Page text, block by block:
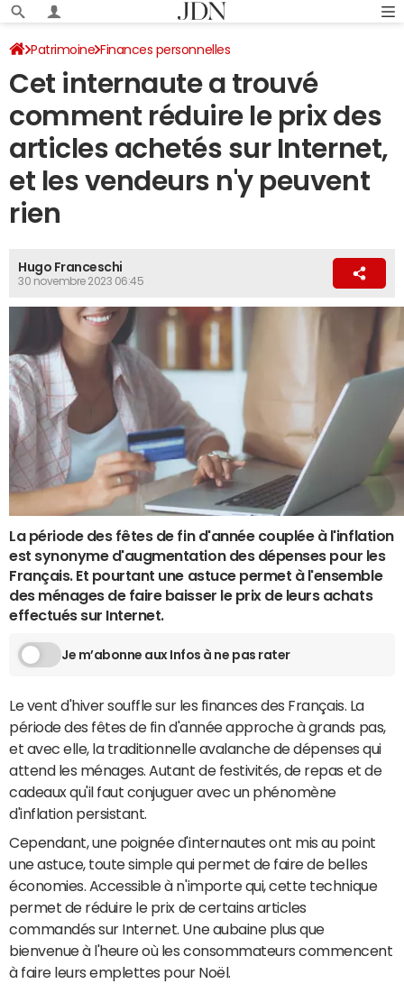
Patrimoine Finances personnelles
Cet internaute a trouvé
comment réduire le prix des
articles achetés sur Internet,
et les vendeurs n'y peuvent
rien
Hugo Franceschi
30 novembre 2023 06:45
La période des fêtes de fin d'année couplée à l'inflation
est synonyme d'augmentation des dépenses pour les
Français. Et pourtant une astuce permet à l'ensemble
des ménages de faire baisser le prix de leurs achats
effectués sur Internet.
Je m’abonne aux Infos à ne pas rater
Le vent d'hiver souffle sur les finances des Français. La
période des fêtes de fin d'année approche à grands pas,
et avec elle, la traditionnelle avalanche de dépenses qui
attend les ménages. Autant de festivités, de repas et de
cadeaux qu'il faut conjuguer avec un phénomène
d'inflation persistant.
Cependant, une poignée d'internautes ont mis au point
une astuce, toute simple qui permet de faire de belles
économies. Accessible à n'importe qui, cette technique
permet de réduire le prix de certains articles
commandés sur Internet. Une aubaine plus que
bienvenue à l'heure où les consommateurs commencent
à faire leurs emplettes pour Noël.